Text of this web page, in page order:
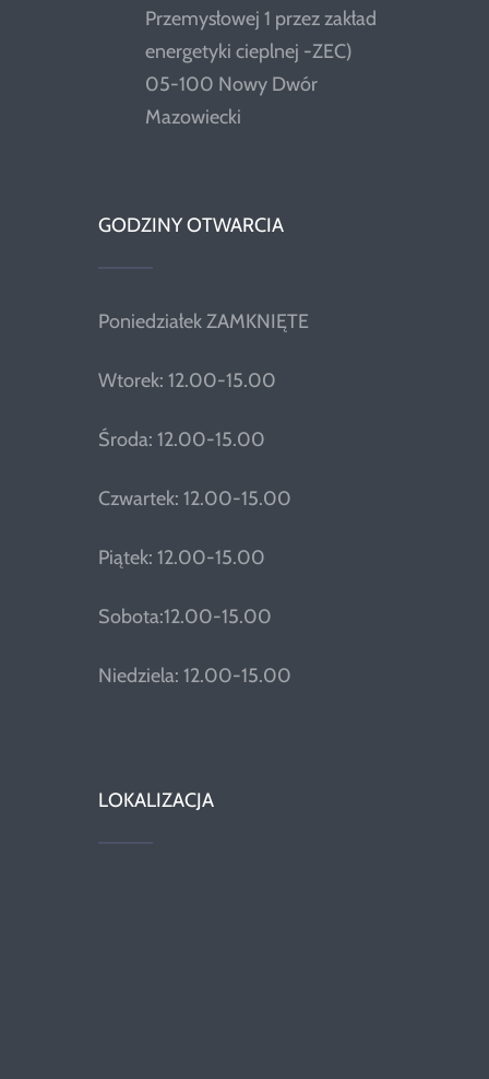
Przemysłowej 1 przez zakład
energetyki cieplnej -ZEC)
05-100 Nowy Dwór
Mazowiecki
GODZINY OTWARCIA
Poniedziałek ZAMKNIĘTE
Wtorek: 12.00-15.00
Środa: 12.00-15.00
Czwartek: 12.00-15.00
Piątek: 12.00-15.00
Sobota:12.00-15.00
Niedziela: 12.00-15.00
LOKALIZACJA